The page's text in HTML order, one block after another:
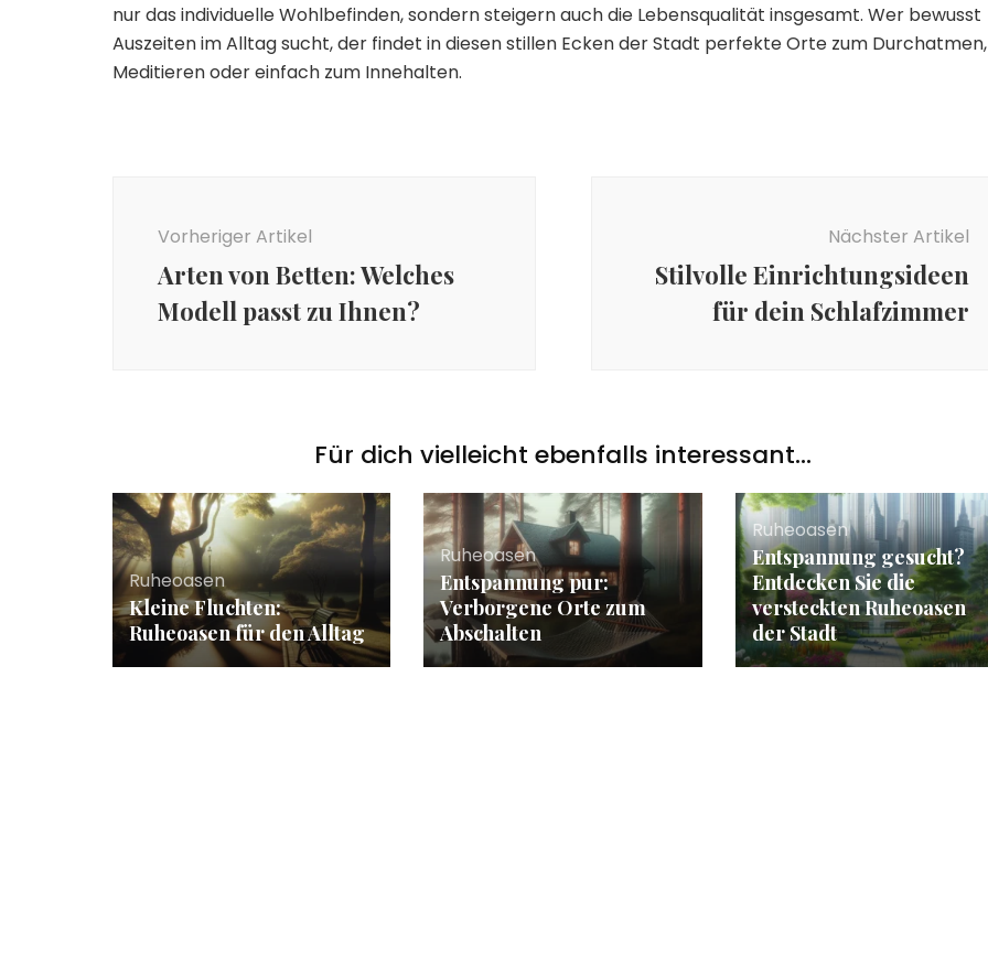
nur das individuelle Wohlbefinden, sondern steigern auch die Lebensqualität insgesamt. Wer bewusst
Auszeiten im Alltag sucht, der findet in diesen stillen Ecken der Stadt perfekte Orte zum Durchatmen,
Meditieren oder einfach zum Innehalten.
Vorheriger Artikel
Arten von Betten: Welches
Modell passt zu Ihnen?
Nächster Artikel
Stilvolle Einrichtungsideen
für dein Schlafzimmer
Für dich vielleicht ebenfalls interessant...
Ruheoasen
Kleine Fluchten:
Ruheoasen für den Alltag
Ruheoasen
Entspannung pur:
Verborgene Orte zum
Abschalten
Ruheoasen
Entspannung gesucht?
Entdecken Sie die
versteckten Ruheoasen
der Stadt